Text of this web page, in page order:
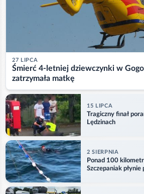
27 LIPCA
Śmierć 4-letniej dziewczynki w
zatrzymała matkę
15 LIPCA
Tragiczny finał
Lędzinach
2 SIERPNIA
Ponad 100
Szczepaniak